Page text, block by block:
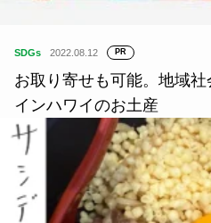
SDGs 2022.08.12 PR
お取り寄せも可能。地域
インハワイのお土産